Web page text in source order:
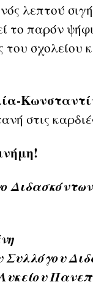
λεπτού
το παρόν
του σχολείου
στις
Διδασκόντων
Συλλόγου